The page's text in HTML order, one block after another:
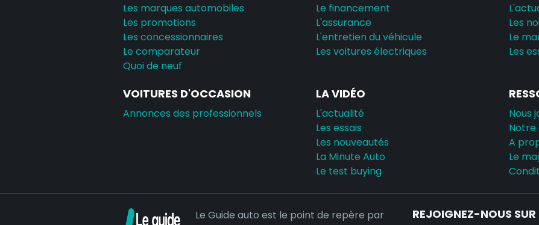
Les marques automobiles
Les promotions
Les concessionnaires
Le comparateur
Quoi de neuf
Le financement
L'assurance
L'entretien du véhicule
Les voitures électriques
Les
Le
Les
VOITURES D'OCCASION
Annonces des professionnels
LA VIDÉO
L'actualité
Les essais
Les nouveautés
La Minute Auto
Le test buying
Nous
Notre
A
Le
Le Guide auto est le point de repère par
REJOIGNEZ-NOUS